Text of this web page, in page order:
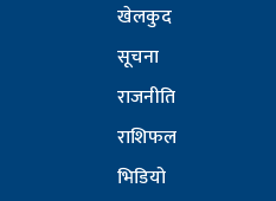
खेलकुद
सूचना
राजनीति
राशिफल
भिडियो